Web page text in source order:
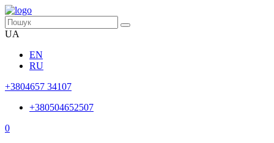
UA
EN
RU
+3804657 34107
+380504652507
0